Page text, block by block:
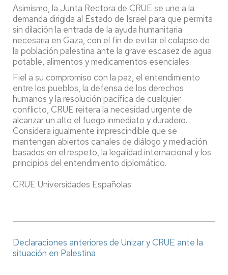
Asimismo, la Junta Rectora de CRUE se une a la
demanda dirigida al Estado de Israel para que permita
sin dilación la entrada de la ayuda humanitaria
necesaria en Gaza, con el fin de evitar el colapso de
la población palestina ante la grave escasez de agua
potable, alimentos y medicamentos esenciales.
Fiel a su compromiso con la paz, el entendimiento
entre los pueblos, la defensa de los derechos
humanos y la resolución pacífica de cualquier
conflicto, CRUE reitera la necesidad urgente de
alcanzar un alto el fuego inmediato y duradero.
Considera igualmente imprescindible que se
mantengan abiertos canales de diálogo y mediación
basados en el respeto, la legalidad internacional y los
principios del entendimiento diplomático.
CRUE Universidades Españolas
Declaraciones anteriores de Unizar y CRUE ante la
situación en Palestina